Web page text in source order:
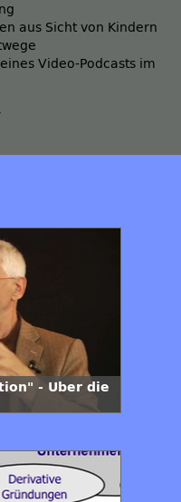
aus Sicht von Kindern
Video-Podcasts im
- Über die